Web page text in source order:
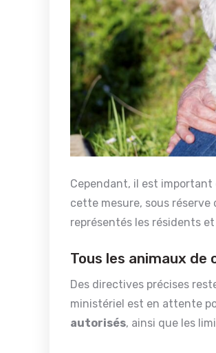
Cependant, il est
cette mesure, sous réserve
représentés les résidents
Tous les animaux de
Des directives précises
ministériel est en attente
autorisés, ainsi que les